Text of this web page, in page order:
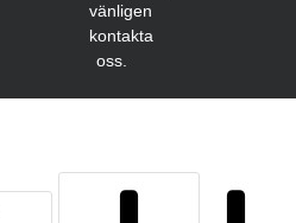
vänligen
kontakta
oss.